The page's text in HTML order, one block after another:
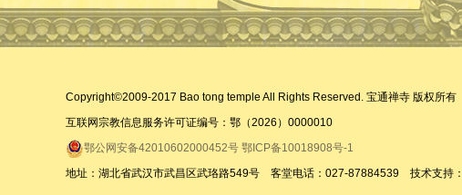
Copyright©2009-2017 Bao tong temple All Rights Reserved. 宝通禅寺 版权所有
互联网宗教信息服务许可证编号：鄂（2026）0000010
鄂公网安备42010602000452号 鄂ICP备10018908号-1
地址：湖北省武汉市武昌区武珞路549号 客堂电话：027-87884539 技术支持：